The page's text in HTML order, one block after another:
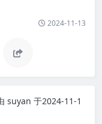
2024-11-13
suyan 于2024-11-1